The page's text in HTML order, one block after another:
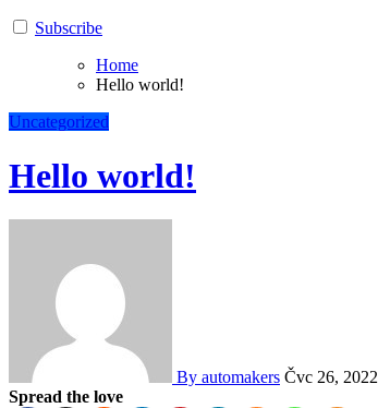
Subscribe
Home
Hello world!
Uncategorized
Hello world!
By automakers Čvc 26, 2022
Spread the love